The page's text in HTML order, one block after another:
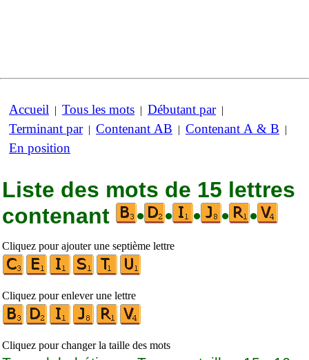
Accueil | Tous les mots | Débutant par|
Terminant par| Contenant AB | Contenant A & B |
En position
Liste des mots de 15 lettres
contenant
• • • • •
Cliquez pour ajouter une septième lettre
Cliquez pour enlever une lettre
Cliquez pour changer la taille des mots